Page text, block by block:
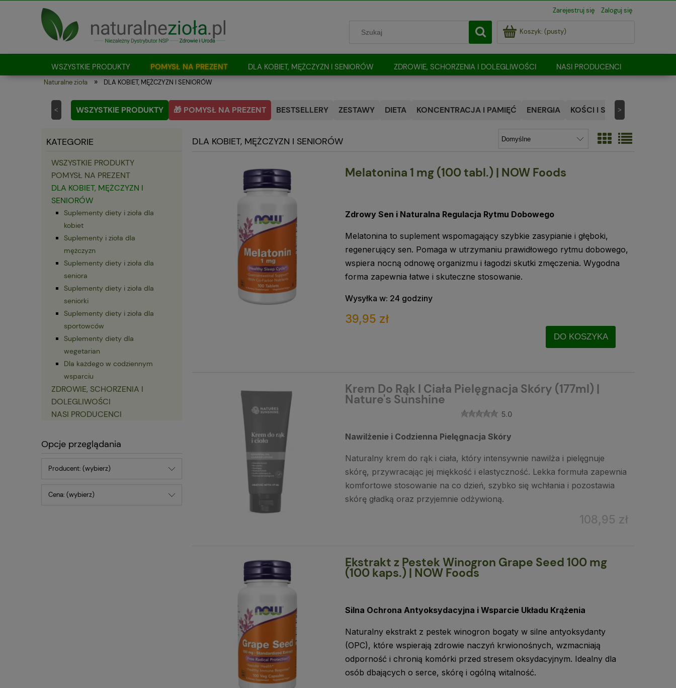
Zarejestruj się Zaloguj się
Koszyk: (pusty)
WSZYSTKIE PRODUKTY POMYSŁ NA PREZENT DLA KOBIET, MĘŻCZYZN I SENIORÓW ZDROWIE, SCHORZENIA I DOLEGLIWOŚCI
NASI PRODUCENCI
Jak kupować?
Naturalne zioła » DLA KOBIET, MĘŻCZYZN I SENIORÓW
WSZYSTKIE PRODUKTY 🎁 POMYSŁ NA PREZENT BESTSELLERY ZESTAWY DIETA KONCENTRACJA I PAMIĘĆ ENERGIA KOŚCI I STAWY
< >
KATEGORIE
WSZYSTKIE PRODUKTY
POMYSŁ NA PREZENT
DLA KOBIET, MĘŻCZYZN I
SENIORÓW
Suplementy diety i zioła dla
kobiet
Suplementy i zioła dla
mężczyzn
Suplementy diety i zioła dla
seniora
Suplementy diety i zioła dla
seniorki
Suplementy diety i zioła dla
sportowców
Suplementy diety dla
wegetarian
Dla każdego w codziennym
wsparciu
ZDROWIE, SCHORZENIA I
DOLEGLIWOŚCI
NASI PRODUCENCI
Opcje przeglądania
Producent: (wybierz)
Cena: (wybierz)
DLA KOBIET, MĘŻCZYZN I SENIORÓW
Melatonina 1 mg (100 tabl.) | NOW Foods
Zdrowy Sen i Naturalna Regulacja Rytmu Dobowego
Melatonina to suplement wspomagający szybkie zasypianie i głęboki,
regenerujący sen. Pomaga w utrzymaniu prawidłowego rytmu dobowego,
wspiera nocną odnowę organizmu i łagodzi skutki zmęczenia. Wygodna
forma zapewnia łatwe i skuteczne stosowanie.
Wysyłka w: 24 godziny
39,95 zł
DO KOSZYKA
Krem Do Rąk I Ciała Pielęgnacja Skóry (177ml) |
Nature's Sunshine
5.0
Nawilżenie i Codzienna Pielęgnacja Skóry
Naturalny krem do rąk i ciała, który intensywnie nawilża i pielęgnuje
skórę, przywracając jej miękkość i elastyczność. Lekka formuła zapewnia
komfortowe stosowanie na co dzień, szybko się wchłania i pozostawia
skórę gładką oraz przyjemnie odżywioną.
108,95 zł
Ekstrakt z Pestek Winogron Grape Seed 100 mg
(100 kaps.) | NOW Foods
Silna Ochrona Antyoksydacyjna i Wsparcie Układu Krążenia
Naturalny ekstrakt z pestek winogron bogaty w silne antyoksydanty
(OPC), które wspierają zdrowie naczyń krwionośnych, wzmacniają
odporność i chronią komórki przed stresem oksydacyjnym. Idealny dla
osób dbających o serce, skórę i ogólną witalność.